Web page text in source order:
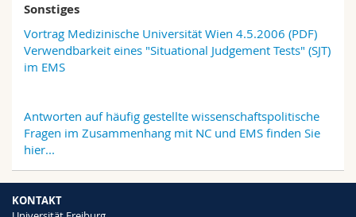
Sonstiges
Vortrag Medizinische Universität Wien 4.5.2006 (PDF)
Verwendbarkeit eines "Situational Judgement Tests" (SJT)
im EMS
Antworten auf häufig gestellte wissenschaftspolitische
Fragen im Zusammenhang mit NC und EMS finden Sie
hier...
KONTAKT